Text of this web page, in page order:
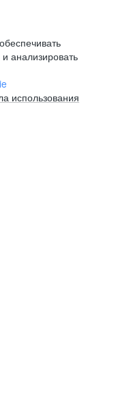
анализировать
использования